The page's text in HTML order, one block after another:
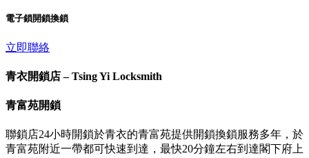
電子鎖開鎖換鎖
立即聯絡
青衣開鎖店 – Tsing Yi Locksmith
青富苑開鎖
聯鎖店24小時開鎖於青衣的青富苑提供開鎖換鎖服務多年，於
青富苑附近一帶都可快速到達，最快20分鐘左右到達閣下府上